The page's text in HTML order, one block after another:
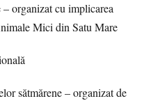
organizat cu implicarea
Mici din Satu Mare
sătmărene – organizat de